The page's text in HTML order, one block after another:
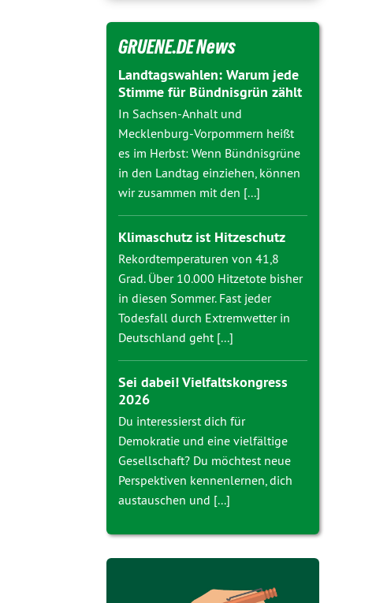
GRUENE.DE News
Landtagswahlen: Warum jede
Stimme für Bündnisgrün zählt
In Sachsen-Anhalt und
Mecklenburg-Vorpommern heißt
es im Herbst: Wenn Bündnisgrüne
in den Landtag einziehen, können
wir zusammen mit den [...]
Klimaschutz ist Hitzeschutz
Rekordtemperaturen von 41,8
Grad. Über 10.000 Hitzetote bisher
in diesen Sommer. Fast jeder
Todesfall durch Extremwetter in
Deutschland geht [...]
Sei dabei! Vielfaltskongress
2026
Du interessierst dich für
Demokratie und eine vielfältige
Gesellschaft? Du möchtest neue
Perspektiven kennenlernen, dich
austauschen und [...]